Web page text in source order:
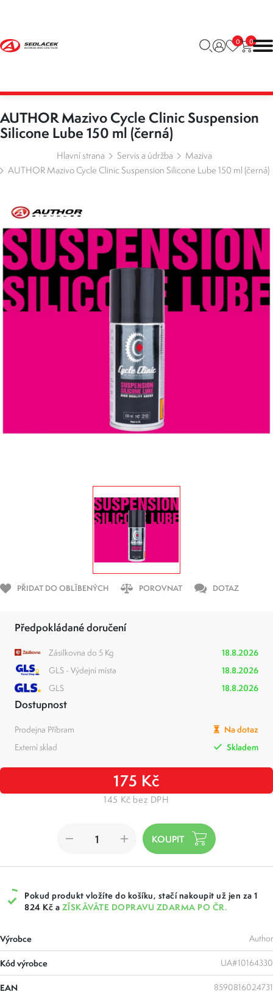
0 0
AUTHOR Mazivo Cycle Clinic Suspension
Silicone Lube 150 ml (černá)
Hlavní strana Servis a údržba
Maziva
AUTHOR Mazivo Cycle Clinic Suspension Silicone Lube 150 ml (černá)
PŘIDAT DO OBLÍBENÝCH POROVNAT DOTAZ
Předpokládané doručení
Zásilkovna do 5 Kg
18.8.2026
GLS - Výdejní místa
18.8.2026
GLS
18.8.2026
Dostupnost
Prodejna Příbram
Na dotaz
Externí sklad
Skladem
175 Kč
145 Kč bez DPH
Pokud produkt vložíte do košíku, stačí nakoupit už jen za 1
824 Kč a ZÍSKÁVÁTE DOPRAVU ZDARMA PO ČR.
Výrobce Author
Kód výrobce UA#10164330
EAN 8590816024731